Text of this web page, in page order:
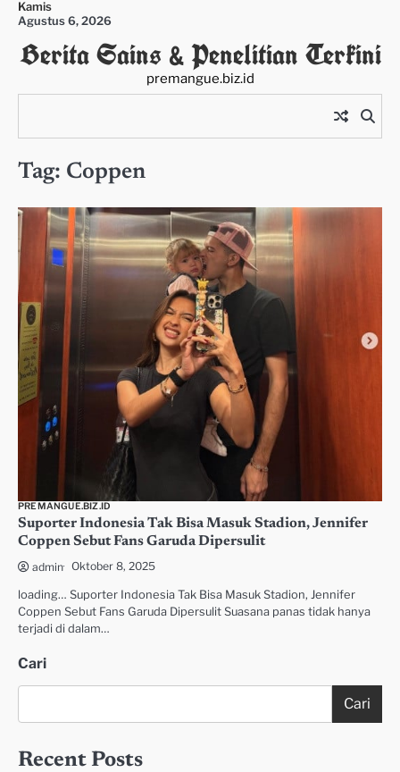
Skip
content
Kamis
Agustus 6, 2026
Berita Sains & Penelitian Terkini
premangue.biz.id
Tag: Coppen
PREMANGUE.BIZ.ID
Suporter Indonesia Tak Bisa Masuk Stadion, Jennifer
Coppen Sebut Fans Garuda Dipersulit
admin Oktober 8, 2025
loading… Suporter Indonesia Tak Bisa Masuk Stadion, Jennifer
Coppen Sebut Fans Garuda Dipersulit Suasana panas tidak hanya
terjadi di dalam…
Cari
Cari
Recent Posts